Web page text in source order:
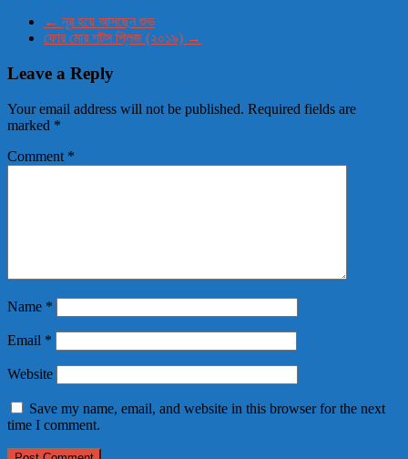
← নূর হয়ে আসছেন শুভ
ফোর মোর শটস প্লিজ (২০১৯) →
Leave a Reply
Your email address will not be published. Required fields are
marked *
Comment *
Name *
Email *
Website
Save my name, email, and website in this browser for the next
time I comment.